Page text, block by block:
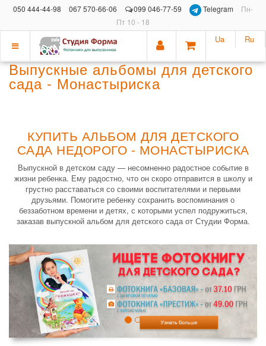
050 444-44-98 067 570-66-06 099 046-77-59 Telegram
Пн-
Пт 10 - 18
Показать
меню
Ua Ru
Выпускные альбомы для детского
сада - Монастыриска
КУПИТЬ АЛЬБОМ ДЛЯ ДЕТСКОГО
САДА НЕДОРОГО - МОНАСТЫРИСКА
Выпускной в детском саду — несомненно радостное событие в
жизни ребенка. Ему радостно, что он скоро отправится в школу и
грустно расставаться со своими воспитателями и первыми
друзьями. Помогите ребенку сохранить воспоминания о
беззаботном времени и детях, с которыми успел подружиться,
заказав выпускной альбом для детского сада от Студии Форма.